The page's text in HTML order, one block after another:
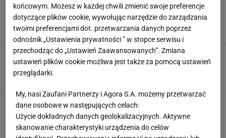
Tak Polak podbija Amerykę. Wielki sukces na
wyciągnięcie ręki
SUBSKRYPCJA
Lewandowski z przesłaniem na Dzień Dziecka.
Takich słów się nie zapomina
Marina ujawniła prawdę o Szczęsnym. Oto
jakim jest ojcem
Karolina Kurek,18 LIPCA 2024, 06:35
końcowym. Możesz w każdej chwili zmienić swoje preferencje
dotyczące plików cookie, wywołując narzędzie do zarządzania
twoimi preferencjami dot. przetwarzania danych poprzez
odnośnik „Ustawienia prywatności ” w stopce serwisu i
przechodząc do „Ustawień Zaawansowanych”. Zmiana
ustawień plików cookie możliwa jest także za pomocą ustawień
przeglądarki.
My, nasi Zaufani Partnerzy i Agora S.A. możemy przetwarzać
dane osobowe w następujących celach:
Użycie dokładnych danych geolokalizacyjnych. Aktywne
skanowanie charakterystyki urządzenia do celów